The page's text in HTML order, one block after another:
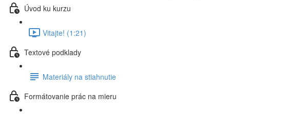
Úvod ku kurzu
Vitajte! (1:21)
Textové podklady
Materiály na stiahnutie
Formátovanie prác na mieru